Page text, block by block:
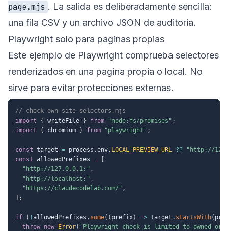
page.mjs . La salida es deliberadamente sencilla:
una fila CSV y un archivo JSON de auditoria.
Playwright solo para paginas propias
Este ejemplo de Playwright comprueba selectores
renderizados en una pagina propia o local. No
sirve para evitar protecciones externas.
// check-own-site-selectors.mjs
import
{ writeFile } from "node:fs/promises" ;
import
{ chromium } from "playwright" ;
const target = process .env. LOCAL_PREVIEW_URL ??
"http://
const allowedPrefixes =
"http://127.0.0.1:" ,
"http://localhost:" ,
"https://claudecodelab.com/" ,
;
if ( !allowedPrefixes . some( ( prefix) => target . startsWith(
throw new Error( ` Playwright check is limited to owned or